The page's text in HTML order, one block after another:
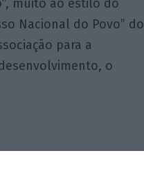
muito ao estilo do
Nacional do Povo” do
para a
o
dos “direitos